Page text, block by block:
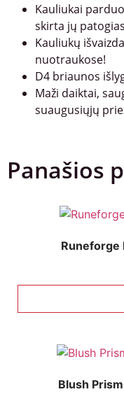
Kauliukai
skirta jų
Kauliukų
nuotraukose!
D4 briaunos
Maži daiktai,
suaugusiųjų
Panašios
Runeforge
Blush